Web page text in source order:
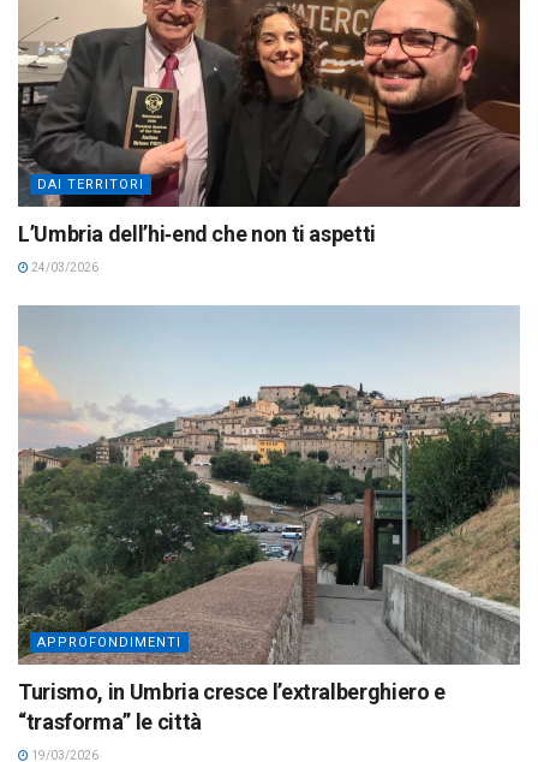
DAI TERRITORI
L’Umbria dell’hi‑end che non ti aspetti
24/03/2026
APPROFONDIMENTI
Turismo, in Umbria cresce l’extralberghiero e
“trasforma” le città
19/03/2026